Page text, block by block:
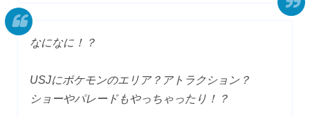
なになに！？
USJにポケモンのエリア？アトラクション？
ショーやパレードもやっちゃったり！？